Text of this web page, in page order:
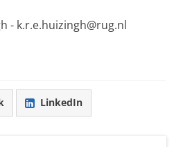
- k.r.e.huizingh@rug.nl
LinkedIn